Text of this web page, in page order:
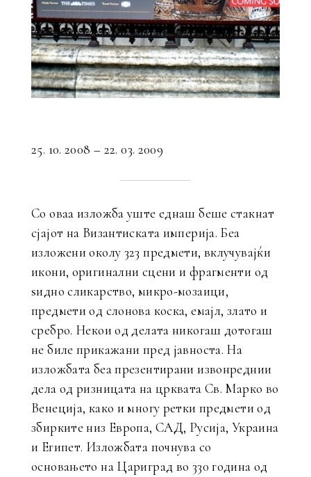
25. 10. 2008 – 22. 03. 2009
Со оваа изложба уште еднаш беше стакнат
сјајот на Византиската империја. Беа
изложени околу 323 предмети, вклучувајќи
икони, оригинални сцени и фрагменти од
ѕидно сликарство, микро-мозаици,
предмети од слонова коска, емајл, злато и
сребро. Некои од делата никогаш дотогаш
не биле прикажани пред јавноста. На
изложбата беа презентирани извонреднии
дела од ризницата на црквата Св. Марко во
Венеција, како и многу ретки предмети од
збирките низ Европа, САД, Русија, Украина
и Египет. Изложбата почнува со
основањето на Цариград во 330 година од